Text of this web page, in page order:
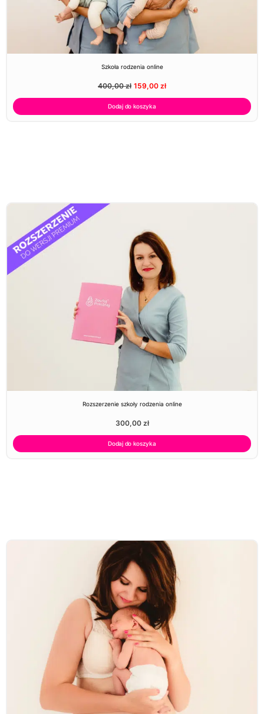
Szkoła rodzenia online
400,00zł 159,00 zł
Dodaj do koszyka
Rozszerzenie szkoły rodzenia online
300,00 zł
Dodaj do koszyka